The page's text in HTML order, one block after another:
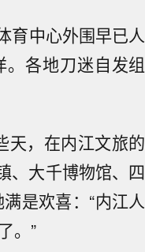
育中心外围早已人
各地刀迷自发组
天，在内江文旅的
、大千博物馆、四
是欢喜：“内江人
。”